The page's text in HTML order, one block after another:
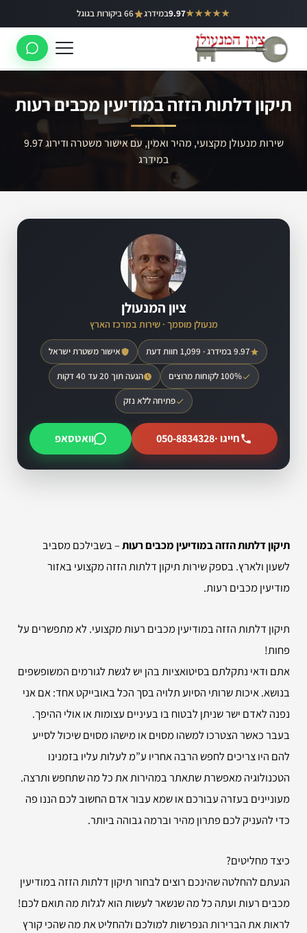
לתוכן
★★★★★
9.97במידרג 66 ביקורות בגוגל באר יעקב
ראשון לציון
לוד
רמלה
תיקון דלתות הזזה במודיעין מכבים רעות
שירות מנעולן מקצועי, מהיר ואמין, עם אישור משטרה ודירוג 9.97
במידרג
ציון המנעולן
מנעולן מוסמך · שירות במרכז הארץ
9.97 במידרג · 1,099 חוות דעת אישור משטרת ישראל
100% לקוחות מרוצים הגעה תוך 20 עד 40 דקות
פתיחה ללא נזק
חייגו ·050-8834328 וואטסאפ
תיקון דלתות הזזה במודיעין מכבים רעות– בשבילכם מסביב
לשעון ולארץ. בספק שירות תיקון דלתות הזזה מקצועי באזור
מודיעין מכבים רעות.
תיקון דלתות הזזה במודיעין מכבים רעות מקצועי. לא מתפשרים על
פחות!
אתם ודאי נתקלתם בסיטואציות בהן יש לגשת לגורמים המשופשפים
בנושא. איכות שרותי הסיוע תלויה בסך הכל באובייקט אחד: אם אני
נפנה לאדם ישר שניתן לבטוח בו בעיניים עצומות או אולי ההיפך.
בעבר כאשר הצטרכו למשהו מסוים או מישהו מסוים שיכול לסייע
להם היו צריכים לחפש הרבה אחריו ע”מ לעלות עליו בזמנינו
הטכנולוגיה מאפשרת שתאתר במהירות את כל מה שתחפש ותרצה.
מעוניינים בעזרה עבורכם או שמא עבור אדם החשוב לכם הננו פה
כדי להעניק לכם פתרון מהיר וברמה גבוהה ביותר.
כיצד מחליטים?
הגעתם להחלטה שהינכם רוצים לבחור תיקון דלתות הזזה במודיעין
מכבים רעות ועתה כל מה שנשאר לעשות הוא לגלות מה תואם לכם!
לראות את הברירות הנפרשות למולכם ולהחליט את מה שהכי קורץ